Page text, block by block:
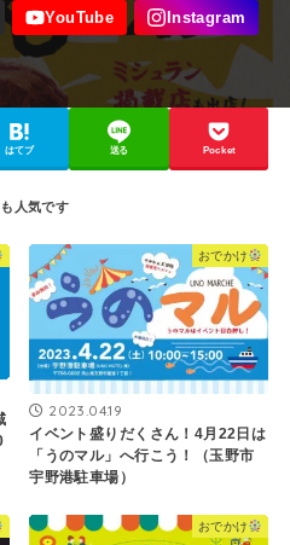
はてブ 送る Pocket
おでかけ
2023.04.19
イベント盛りだくさん！4月22日は
「うのマル」へ行こう！（玉野市
宇野港駐車場）
おでかけ